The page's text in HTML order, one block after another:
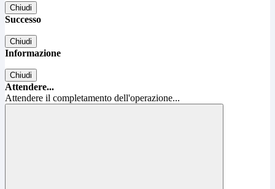
Chiudi
Successo
Chiudi
Informazione
Chiudi
Attendere...
Attendere il completamento dell'operazione...